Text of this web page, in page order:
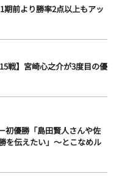
期前より勝率2点以上もアッ
戦】宮崎心之介が3度目の優
初優勝「島田賢人さんや佐
を伝えたい」～とこなめル